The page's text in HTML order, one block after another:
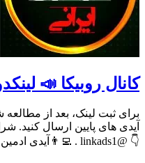
کانال روبیکا 📣
برای ثبت لینک، بعد از
آیدی های پایین ارسال کنید.
👇 @linkads1 . 👨‍💻آیدی ادمین @zareimahdiorg